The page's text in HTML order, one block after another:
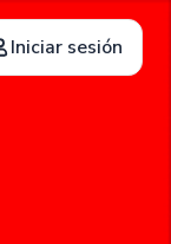
Iniciar sesión